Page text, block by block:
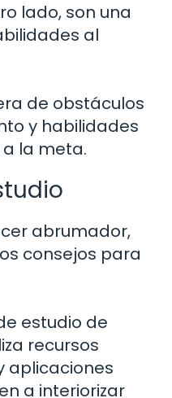
lado, son una
al
de obstáculos
y habilidades
la meta.
abrumador,
consejos para
estudio de
recursos
aplicaciones
a interiorizar